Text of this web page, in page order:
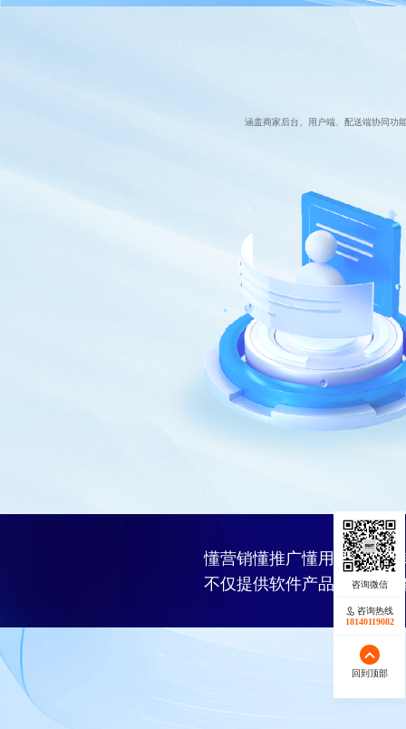
涵盖商家后台、用户端、配送端协同功
懂营销懂推广懂用户的软件
不仅提供软件产品，更提
咨询热线
18140119082
回到顶部